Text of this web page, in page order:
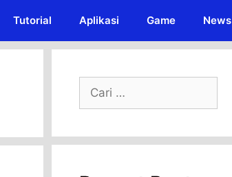
Tutorial Aplikasi Game News
Cari